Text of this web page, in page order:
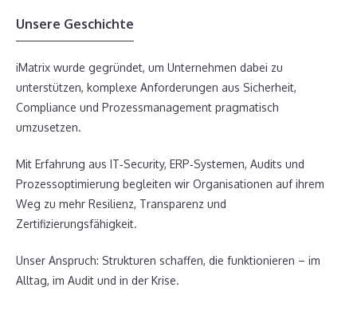
Unsere Geschichte
iMatrix wurde gegründet, um Unternehmen dabei zu
unterstützen, komplexe Anforderungen aus Sicherheit,
Compliance und Prozessmanagement pragmatisch
umzusetzen.
Mit Erfahrung aus IT‑Security, ERP‑Systemen, Audits und
Prozessoptimierung begleiten wir Organisationen auf ihrem
Weg zu mehr Resilienz, Transparenz und
Zertifizierungsfähigkeit.
Unser Anspruch: Strukturen schaffen, die funktionieren – im
Alltag, im Audit und in der Krise.